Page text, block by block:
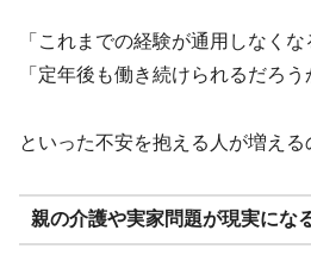
「これまでの経験が通用しなくな
「定年後も働き続けられるだろう
といった不安を抱える人が増える
親の介護や実家問題が現実にな